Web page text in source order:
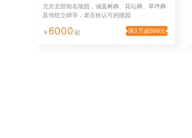
北京北部知名陵园，涵盖树葬、花坛葬、草坪葬
及传统立碑等，老百姓认可的陵园
6000 满3万减999元